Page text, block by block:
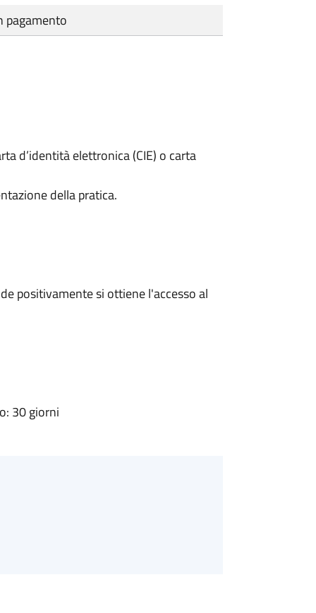
pagamento
d’identità elettronica (CIE) o carta
della pratica.
positivamente si ottiene l'accesso al
30 giorni